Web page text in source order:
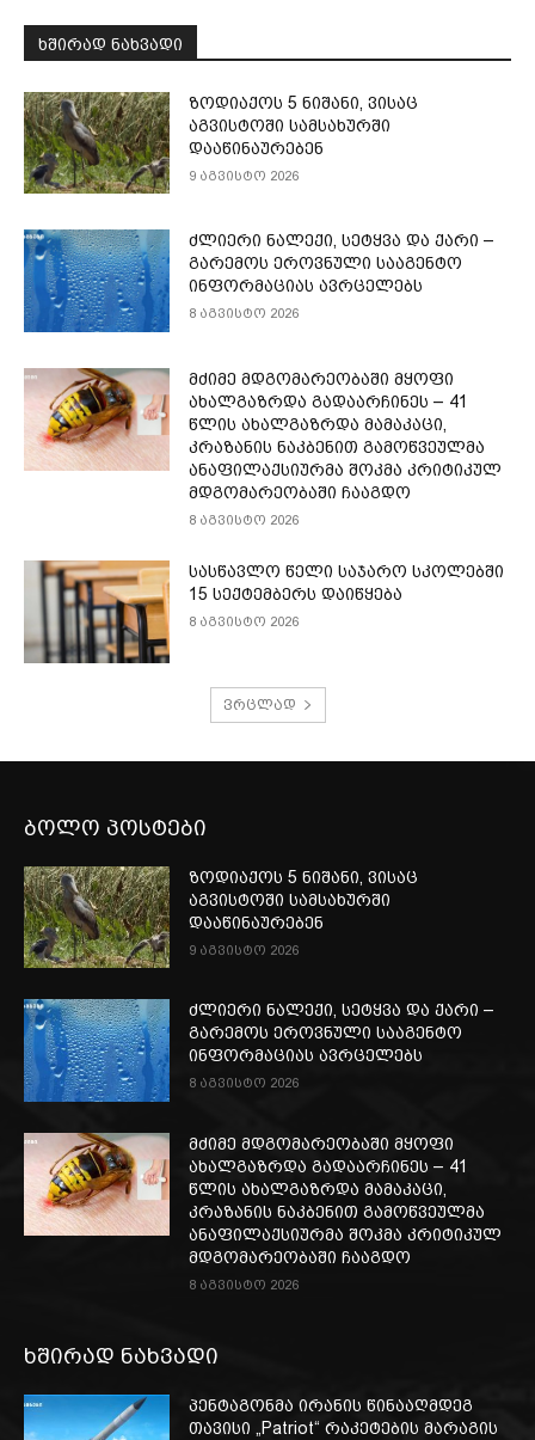
ᲮᲨᲘᲠᲐᲓ ᲜᲐᲮᲕᲐᲓᲘ
ზოდიაქოს 5 ნიშანი, ვისაც
აგვისტოში სამსახურში
დააწინაურებენ
9 აგვისტო 2026
ძლიერი ნალექი, სეტყვა და ქარი –
გარემოს ეროვნული სააგენტო
ინფორმაციას ავრცელებს
8 აგვისტო 2026
მძიმე მდგომარეობაში მყოფი
ახალგაზრდა გადაარჩინეს – 41
წლის ახალგაზრდა მამაკაცი,
კრაზანის ნაკბენით გამოწვეულმა
ანაფილაქსიურმა შოკმა კრიტიკულ
მდგომარეობაში ჩააგდო
8 აგვისტო 2026
სასწავლო წელი საჯარო სკოლებში
15 სექტემბერს დაიწყება
8 აგვისტო 2026
ვრცლად
ბოლო პოსტები
ზოდიაქოს 5 ნიშანი, ვისაც
აგვისტოში სამსახურში
დააწინაურებენ
9 აგვისტო 2026
ძლიერი ნალექი, სეტყვა და ქარი –
გარემოს ეროვნული სააგენტო
ინფორმაციას ავრცელებს
8 აგვისტო 2026
მძიმე მდგომარეობაში მყოფი
ახალგაზრდა გადაარჩინეს – 41
წლის ახალგაზრდა მამაკაცი,
კრაზანის ნაკბენით გამოწვეულმა
ანაფილაქსიურმა შოკმა კრიტიკულ
მდგომარეობაში ჩააგდო
8 აგვისტო 2026
ხშირად ნახვადი
პენტაგონმა ირანის წინააღმდეგ
თავისი „Patriot“ რაკეტების მარაგის